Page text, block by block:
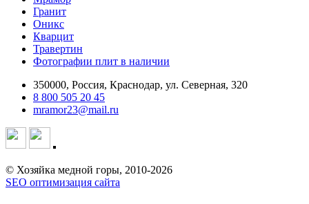
Гранит
Оникс
Кварцит
Травертин
Фотографии плит в наличии
350000, Россия, Краснодар, ул. Северная, 320
8 800 505 20 45
mramor23@mail.ru
© Хозяйка медной горы, 2010-2026
SEO оптимизация сайта